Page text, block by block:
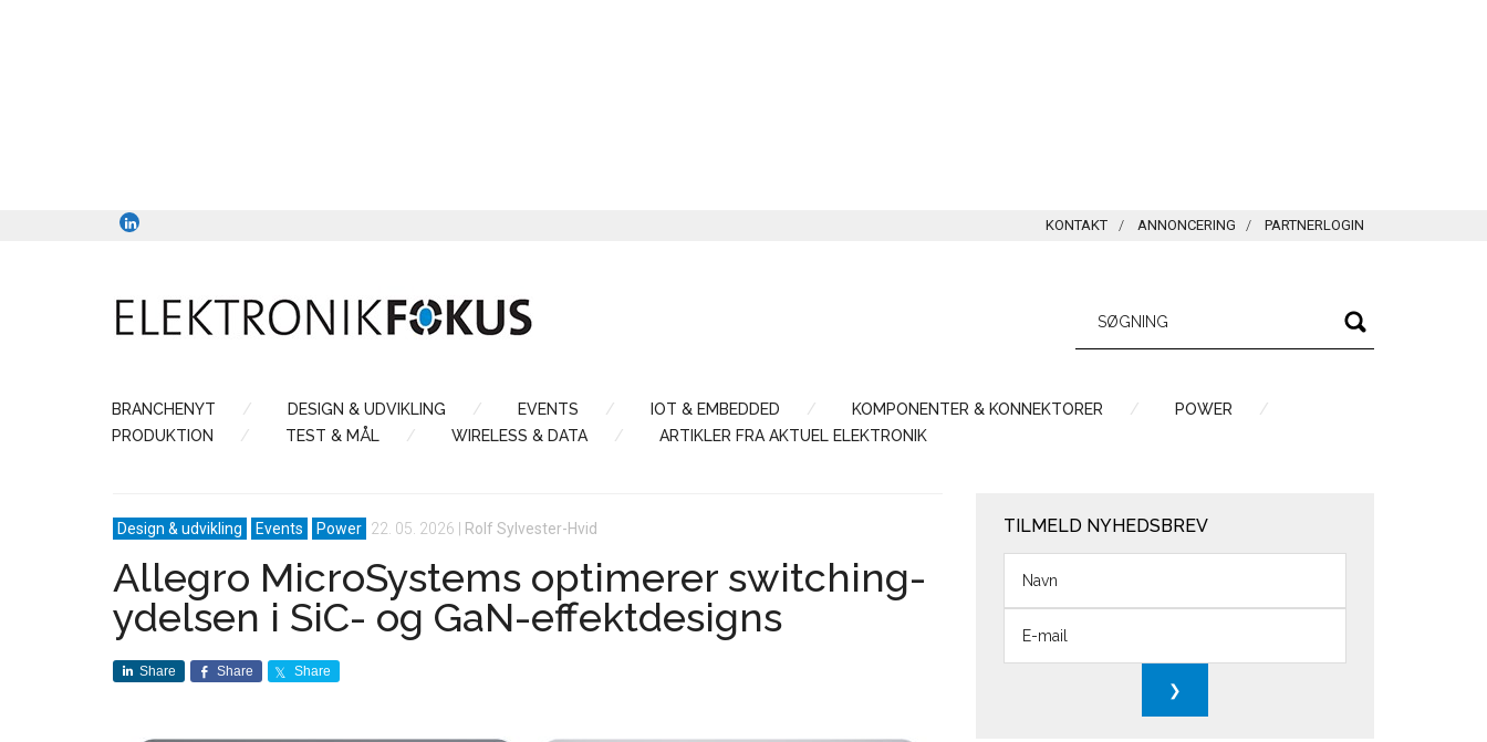
KONTAKT ANNONCERING PARTNERLOGIN
BRANCHENYT DESIGN & UDVIKLING EVENTS IOT & EMBEDDED KOMPONENTER & KONNEKTORER
POWER
PRODUKTION
TEST & MÅL WIRELESS & DATA ARTIKLER FRA AKTUEL ELEKTRONIK
Design & udvikling Events Power 22. 05. 2026 Rolf Sylvester-Hvid
Allegro MicroSystems optimerer switching-
ydelsen i SiC- og GaN-effektdesigns
Share Share Share
TILMELD NYHEDSBREV